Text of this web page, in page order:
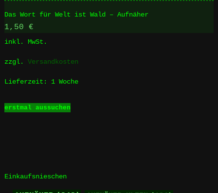
auf.
Produktseite
Das Wort für Welt ist Wald – Aufnäher
1,50 €
inkl. MwSt.
zzgl. Versandkosten
Lieferzeit: 1 Woche
erstmal aussuchenProdukt
Einkaufsnieschen